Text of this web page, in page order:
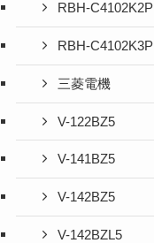
RBH-C4102K2P
RBH-C4102K3P
三菱電機
V-122BZ5
V-141BZ5
V-142BZ5
V-142BZL5